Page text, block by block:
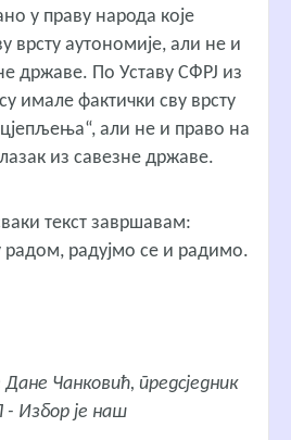
у праву народа које
врсту аутономије, али не и
државе. По Уставу СФРЈ из
имале фактички сву врсту
али не и право на
из савезне државе.
текст завршавам:
радом, радујмо се и радимо.
Чанковић, предсједник
- Избор је наш